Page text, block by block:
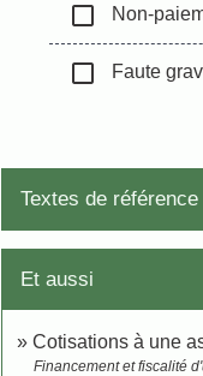
check_box_outline_blank Non-
check_box_outline_blank Faute
Textes de référence
Et aussi
Cotisations à une
Financement et fiscalité